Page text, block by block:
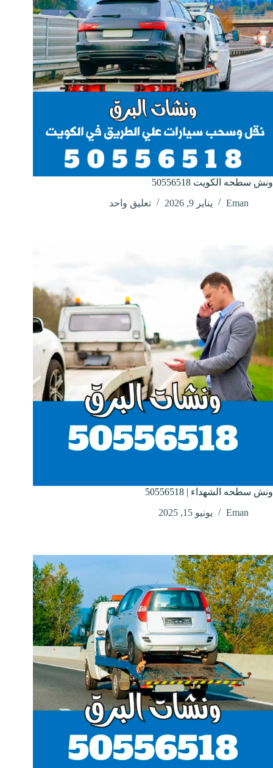
ونش سطحه الكويت 50556518
Eman
يناير 9, 2026 تعليق واحد
ونش سطحه الشهداء | 50556518
Eman
يونيو 15, 2025